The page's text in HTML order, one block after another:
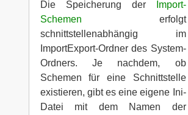
Die Speicherung der
Import-
Schemen erfolgt
schnittstellenabhängig im
ImportExport-Ordner des System-
Ordners. Je nachdem, ob
Schemen für eine Schnittstelle
existieren, gibt es eine eigene Ini-
Datei mit dem Namen der